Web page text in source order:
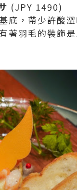
(JPY 1490)
底，帶少許酸澀
著羽毛的裝飾